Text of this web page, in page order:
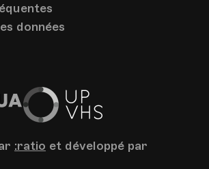
données
EduQua
:ratio et développé par